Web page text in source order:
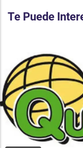
Te Puede